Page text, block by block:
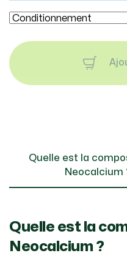
Quelle est la
Neocalcium
Quelle est la
Neocalcium ?